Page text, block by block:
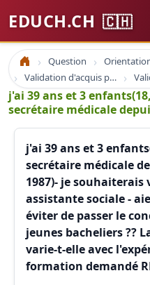
EDUCH.CH 🇨🇭
Accueil Question
Validation d'acquis professionnel
j'ai 39 ans et 3
secrétaire médicale
j'ai 39 ans et 3
secrétaire médicale
1987)- je
assistante sociale -
éviter de passer le
jeunes bacheliers ??
varie-t-elle avec
formation demandé